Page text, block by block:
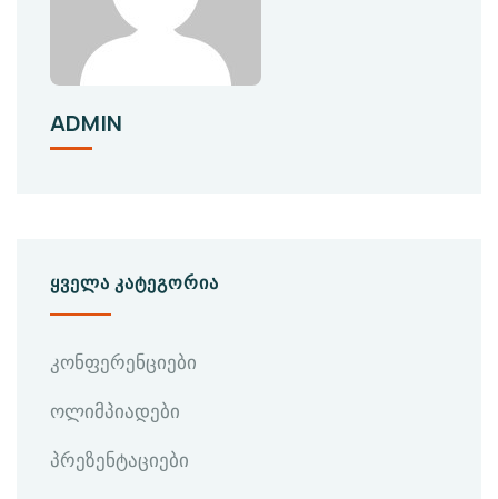
ADMIN
ᲧᲕᲔᲚᲐ ᲙᲐᲢᲔᲒᲝᲠᲘᲐ
კონფერენციები
ოლიმპიადები
პრეზენტაციები